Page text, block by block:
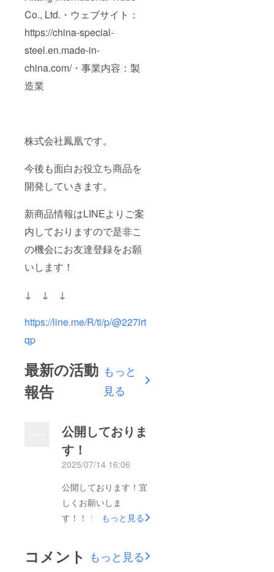
Co., Ltd.・ウェブサイト：
https://china-special-
steel.en.made-in-
china.com/・事業内容：製
造業
株式会社鳳凰です。
今後も面白お役立ち商品を
開発していきます。
新商品情報はLINEよりご案
内しておりますので是非こ
の機会にお友達登録をお願
いします！
↓ ↓ ↓
https://line.me/R/ti/p/@227lrt
qp
最新の活動
報告
もっと
見る
公開しておりま
す！
2025/07/14 16:06
公開しております！宜
しくお願いしま
す！！！！！もっと見る
コメント もっと見る